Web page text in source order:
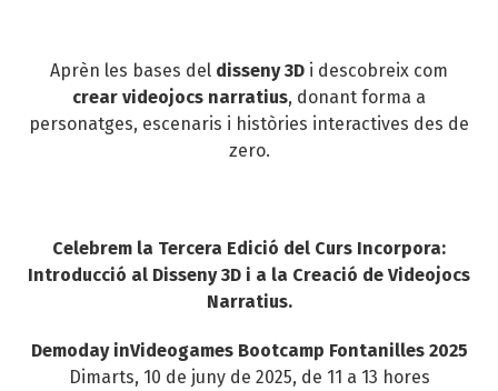
Aprèn les bases del disseny 3D i descobreix com
crear videojocs narratius, donant forma a
personatges, escenaris i històries interactives des de
zero.
Celebrem la Tercera Edició del Curs Incorpora:
Introducció al Disseny 3D i a la Creació de Videojocs
Narratius.
Demoday inVideogames Bootcamp Fontanilles 2025
Dimarts, 10 de juny de 2025, de 11 a 13 hores